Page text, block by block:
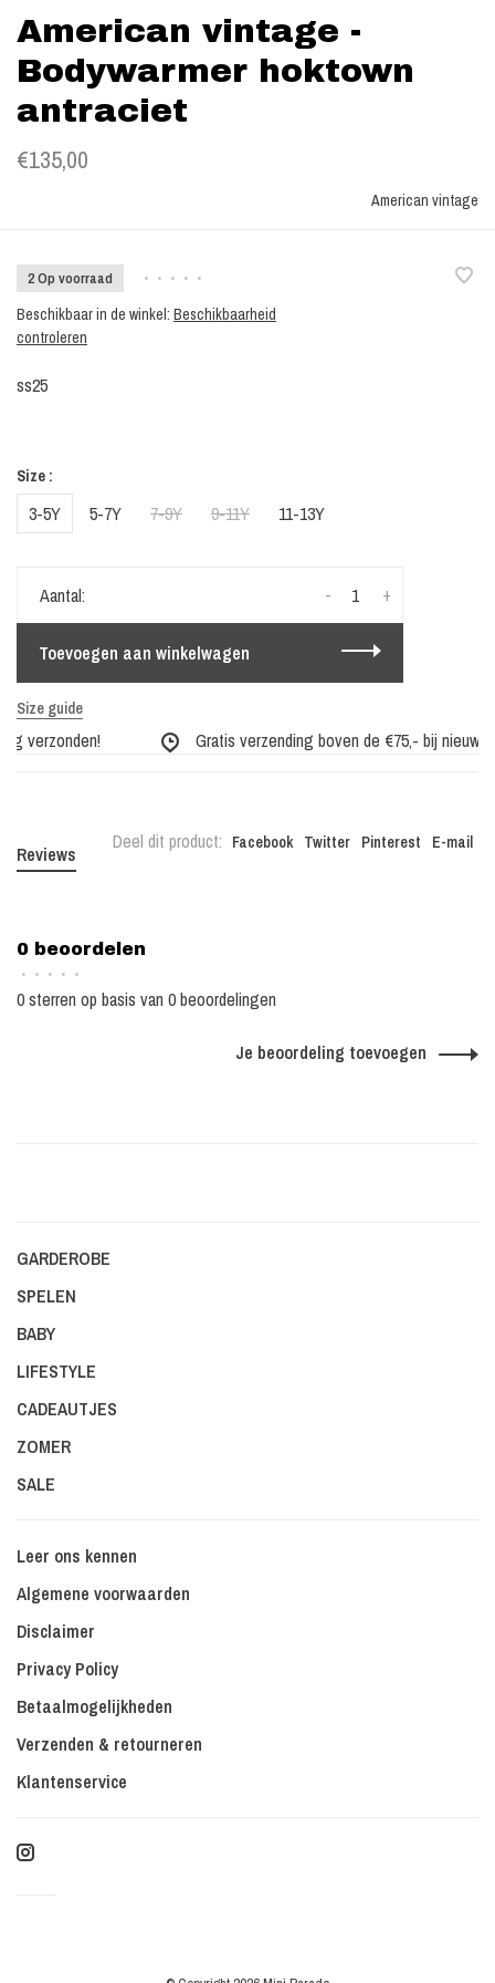
American vintage -
Bodywarmer hoktown
antraciet
€135,00
American vintage
2 Op voorraad • • • • •
Beschikbaar in de winkel: Beschikbaarheid
controleren
ss25
Size :
3-5Y 5-7Y 7-9Y 9-11Y 11-13Y
Aantal: +
-
Toevoegen aan winkelwagen
Size guide
verzonden! Gratis verzending boven de €75,- bij nieuwe
Deel dit product: Facebook Twitter Pinterest E-mail
Reviews
0 beoordelen
• • • • •
0 sterren op basis van 0 beoordelingen
Je beoordeling toevoegen
GARDEROBE
SPELEN
BABY
LIFESTYLE
CADEAUTJES
ZOMER
SALE
Leer ons kennen
Algemene voorwaarden
Disclaimer
Privacy Policy
Betaalmogelijkheden
Verzenden & retourneren
Klantenservice